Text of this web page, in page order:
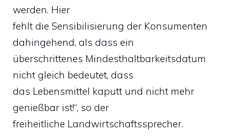
werden. Hier
fehlt die Sensibilisierung der Konsumenten
dahingehend, als dass ein
überschrittenes Mindesthaltbarkeitsdatum
nicht gleich bedeutet, dass
das Lebensmittel kaputt und nicht mehr
genießbar ist!“, so der
freiheitliche Landwirtschaftssprecher.